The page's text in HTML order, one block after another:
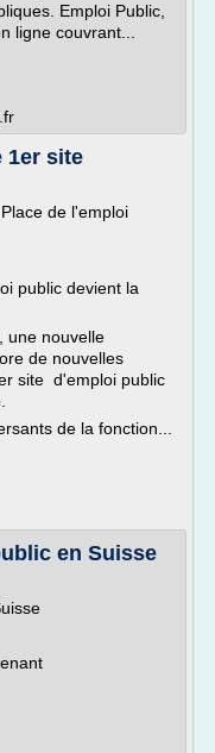
Emploi Public,
ligne couvrant...
1er site
de l'emploi
public devient la
une nouvelle
de nouvelles
site d'emploi public
de la fonction...
en Suisse